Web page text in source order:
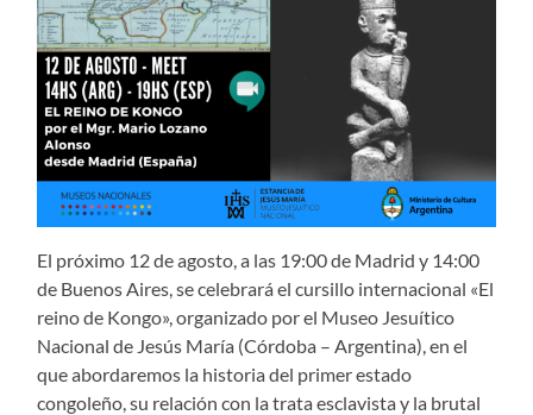
El próximo 12 de agosto, a las 19:00 de Madrid y 14:00
de Buenos Aires, se celebrará el cursillo internacional «El
reino de Kongo», organizado por el Museo Jesuítico
Nacional de Jesús María (Córdoba – Argentina), en el
que abordaremos la historia del primer estado
congoleño, su relación con la trata esclavista y la brutal